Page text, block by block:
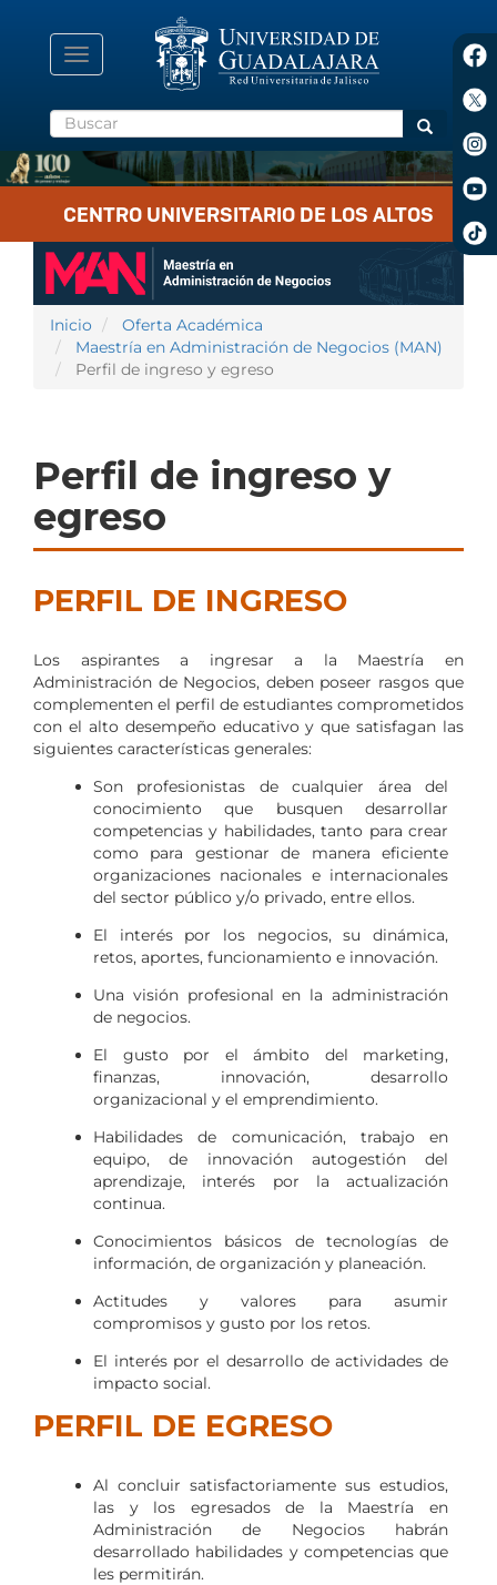
contenido
principal
Toggle
navigation
Buscar Buscar
CENTRO UNIVERSITARIO DE LOS ALTOS
Inicio
Oferta Académica
Maestría en Administración de Negocios (MAN)
Perfil de ingreso y egreso
Perfil de ingreso y
egreso
PERFIL DE INGRESO
Los aspirantes a ingresar a la Maestría en
Administración de Negocios, deben poseer rasgos que
complementen el perfil de estudiantes comprometidos
con el alto desempeño educativo y que satisfagan las
siguientes características generales:
Son profesionistas de cualquier área del
conocimiento que busquen desarrollar
competencias y habilidades, tanto para crear
como para gestionar de manera eficiente
organizaciones nacionales e internacionales
del sector público y/o privado, entre ellos.
El interés por los negocios, su dinámica,
retos, aportes, funcionamiento e innovación.
Una visión profesional en la administración
de negocios.
El gusto por el ámbito del marketing,
finanzas, innovación, desarrollo
organizacional y el emprendimiento.
Habilidades de comunicación, trabajo en
equipo, de innovación autogestión del
aprendizaje, interés por la actualización
continua.
Conocimientos básicos de tecnologías de
información, de organización y planeación.
Actitudes y valores para asumir
compromisos y gusto por los retos.
El interés por el desarrollo de actividades de
impacto social.
PERFIL DE EGRESO
Al concluir satisfactoriamente sus estudios,
las y los egresados de la Maestría en
Administración de Negocios habrán
desarrollado habilidades y competencias que
les permitirán.